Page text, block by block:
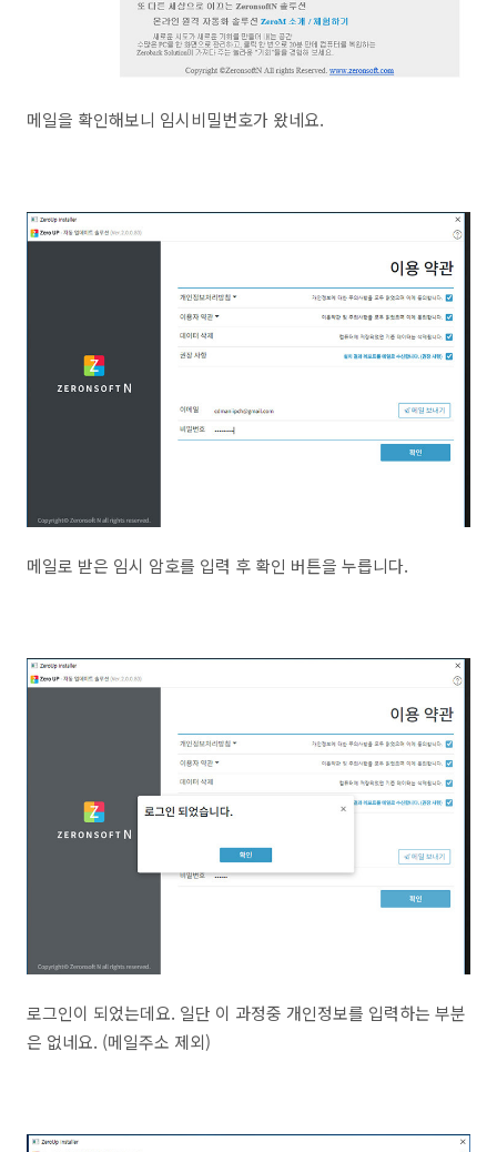
메일을 확인해보니 임시비밀번호가 왔네요.
메일로 받은 임시 암호를 입력 후 확인 버튼을 누릅니다.
로그인이 되었는데요. 일단 이 과정중 개인정보를 입력하는 부분
은 없네요. (메일주소 제외)